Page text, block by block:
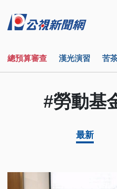
總預算審查 漢光演習 苦
#勞動基
最新